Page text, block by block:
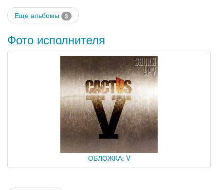
Еще альбомы 3
Фото исполнителя
ОБЛОЖКА: V